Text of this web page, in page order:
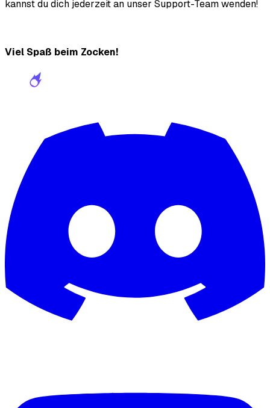
kannst du dich jederzeit an unser Support-Team wenden!
Viel Spaß beim Zocken!